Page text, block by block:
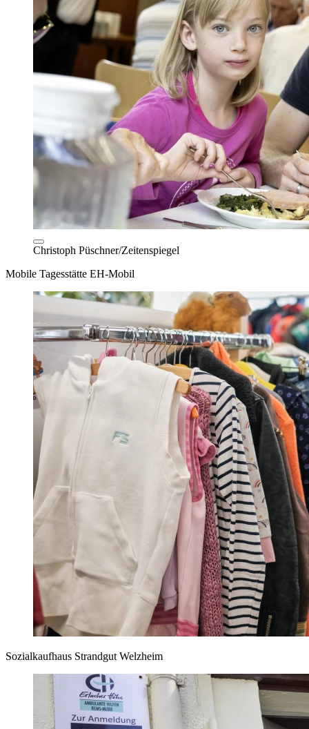
Christoph Püschner/Zeitenspiegel
Mobile Tagesstätte EH-Mobil
Sozialkaufhaus Strandgut Welzheim